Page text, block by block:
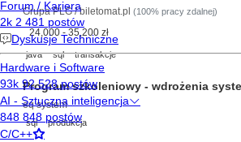
Grupa PLG / biletomat.pl (100% pracy zdalnej)
24,000 - 35,200 zł
java sql transakcje
Program szkoleniowy - wdrożenia
eq system
sql produkcja